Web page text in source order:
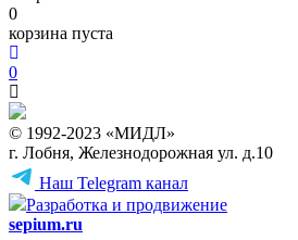
0
корзина пуста
0
© 1992-2023 «МИДЛ»
г. Лобня, Железнодорожная ул. д.10
Наш Telegram канал
Разработка и продвижение
sepium.ru